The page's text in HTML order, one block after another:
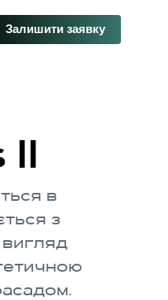
Залишити заявку
II
в
з
вигляд